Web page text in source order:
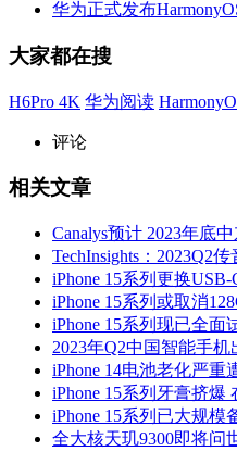
华为正式发布
大家都在搜
H6Pro 4K 华为阅读
评论
相关文章
Canalys预计 2023年底
TechInsights：2023Q2
iPhone 15系列更换
iPhone 15系列或取消
iPhone 15系列现已全面
2023年Q2中国智能手
iPhone 14电池老化严
iPhone 15系列牙膏挤
iPhone 15系列已大规模
全大核天玑9300即将问